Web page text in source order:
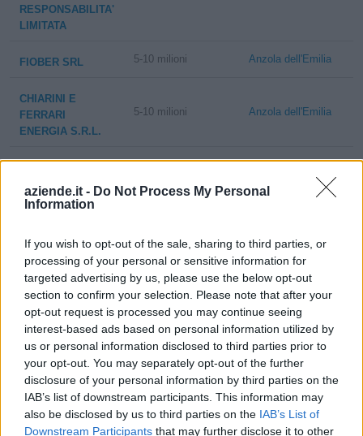
aziende.it - Do Not Process My Personal
Information
If you wish to opt-out of the sale, sharing to third parties, or
processing of your personal or sensitive information for
targeted advertising by us, please use the below opt-out
section to confirm your selection. Please note that after your
opt-out request is processed you may continue seeing
interest-based ads based on personal information utilized by
us or personal information disclosed to third parties prior to
your opt-out. You may separately opt-out of the further
disclosure of your personal information by third parties on the
IAB’s list of downstream participants. This information may
also be disclosed by us to third parties on the IAB’s List of
Downstream Participants that may further disclose it to other
RESPONSABILITA'
LIMITATA
FIOBER SRL 5-10 milioni Anzola dell'Emilia
CHIARINI E
FERRARI
ENERGIA S.R.L.
5-10 milioni Anzola dell'Emilia
SRL
S.A.S. DI
MONTEVENTI
SANDRA & C.
non pervenuto Anzola dell'Emilia
G.G. DI GUALANDI
G. S.R.L.
0-1 milioni Anzola dell'Emilia
AXEL
TECHNOLOGY
S.R.L.
5-10 milioni
BASTONI ANTERO 1-2 milioni Anzola dell'Emilia